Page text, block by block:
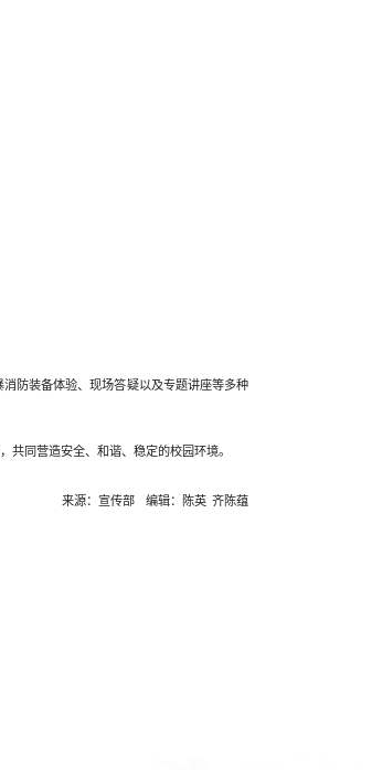
防装备体验、现场答疑以及专题讲座等多种
同营造安全、和谐、稳定的校园环境。
来源：宣传部 编辑：陈英 齐陈蕴